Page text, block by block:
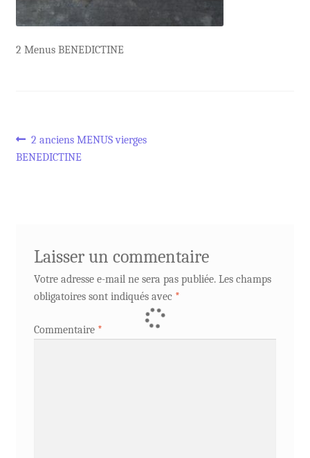
2 Menus BENEDICTINE
Navigation
Article
précédent :
2 anciens MENUS vierges
BENEDICTINE
Laisser un commentaire
Votre adresse e-mail ne sera pas publiée. Les champs
obligatoires sont indiqués avec *
Commentaire *